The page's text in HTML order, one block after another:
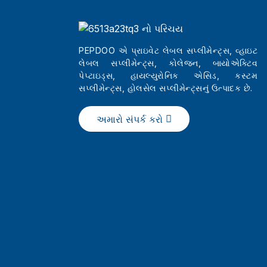
PEPDOO એ પ્રાઇવેટ લેબલ સપ્લીમેન્ટ્સ, વ્હાઇટ
લેબલ સપ્લીમેન્ટ્સ, કોલેજન, બાયોએક્ટિવ
પેપ્ટાઇડ્સ, હાયલ્યુરોનિક એસિડ, કસ્ટમ
સપ્લીમેન્ટ્સ, હોલસેલ સપ્લીમેન્ટ્સનું ઉત્પાદક છે.
અમારો સંપર્ક કરો